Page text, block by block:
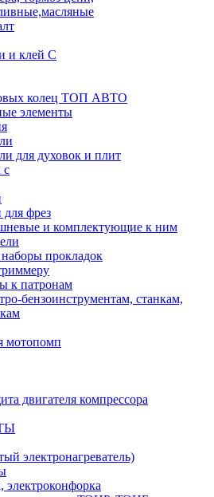
и клей С
колец ТОП АВТО
элементы
для духовок и плит
с
фрез
и комплектующие к ним
прокладок
к патронам
бензоинструментам, станкам,
мотопомп
двигателя компрессора
электронагреватель)